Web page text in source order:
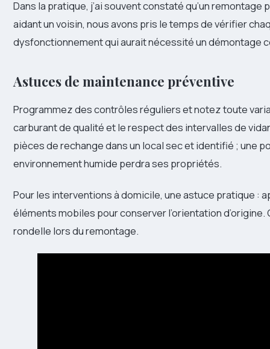
Dans la pratique, j’ai souvent constaté qu’un
aidant un voisin, nous avons pris le temps de vérifier
dysfonctionnement qui aurait nécessité un démontage
Astuces de maintenance préventive
Programmez des contrôles réguliers et notez toute
carburant de qualité et le respect des intervalles de
pièces de rechange dans un local sec et identifié ; une
environnement humide perdra ses propriétés.
Pour les interventions à domicile, une astuce pratique :
éléments mobiles pour conserver l’orientation d’origine.
rondelle lors du remontage.